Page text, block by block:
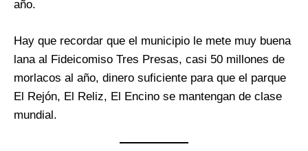
año.
Hay que recordar que el municipio le mete muy buena
lana al Fideicomiso Tres Presas, casi 50 millones de
morlacos al año, dinero suficiente para que el parque
El Rejón, El Reliz, El Encino se mantengan de clase
mundial.